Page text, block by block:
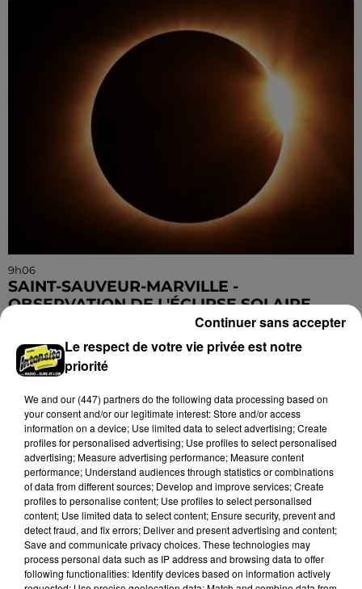
9h06
SAINT-SAUVEUR-MARVILLE -
OBSERVATION DE L'ÉCLIPSE SOLAIRE
Mercredi 12 août à 19h00, mare de la rue de la
Bonnière à Marville-les-Bois, commune de Saint-
Sauveur-Marville : observation de l'éclipse solaire.
Le respect de votre vie privée est notre
priorité
We and our (447) partnersdo the following data processing based on
your consent and/or our legitimate interest: Store and/or access
information on a device; Use limited data to select advertising; Create
profiles for personalised advertising; Use profiles to select personalised
advertising; Measure advertising performance; Measure content
performance; Understand audiences through statistics or combinations
of data from different sources; Develop and improve services; Create
profiles to personalise content; Use profiles to select personalised
content; Use limited data to select content; Ensure security, prevent and
detect fraud, and fix errors; Deliver and present advertising and content;
Save and communicate privacy choices. These technologies may
process personal data such as IP address and browsing data to offer
following functionalities: Identify devices based on information actively
Continuer sans accepter